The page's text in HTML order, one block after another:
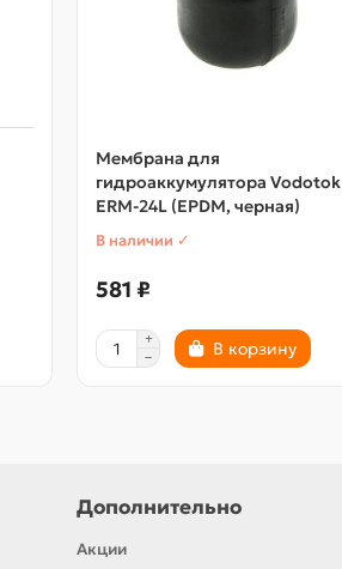
Мембрана для
гидроаккумулятора Vodotok
ERM-24L (EPDM, черная)
В наличии ✓
581 ₽
В корзину
Дополнительно
Акции